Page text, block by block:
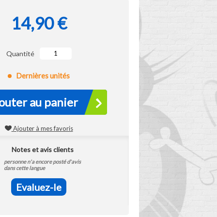
14,90 €
Quantité
Dernières unités
au panier
Ajouter à mes favoris
Notes et avis clients
personne n'a encore posté d'avis
dans cette langue
Evaluez-le